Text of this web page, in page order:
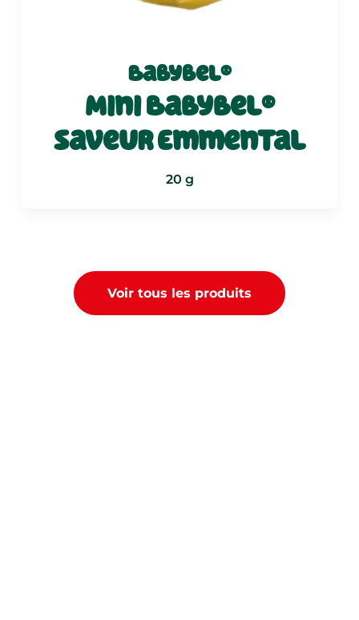
Babybel®
Mini Babybel®
saveur Emmental
20 g
Voir tous les produits